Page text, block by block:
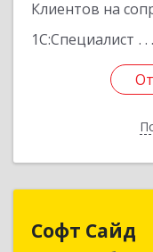
Клиентов на
1С:Специалист
Софт Сайд